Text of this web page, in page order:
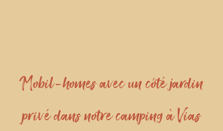
Mobil-homes avec un côté jardin
privé dans notre camping à Vias